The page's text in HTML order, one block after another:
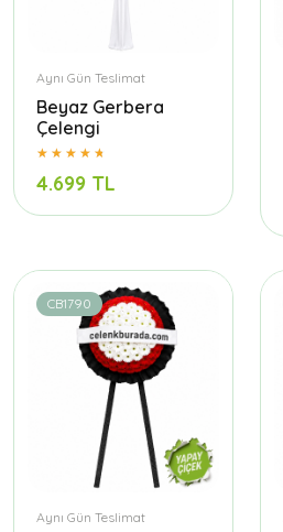
Aynı Gün Teslimat
Beyaz Gerbera
Çelengi
4.699 TL
CB1790
Aynı Gün Teslimat